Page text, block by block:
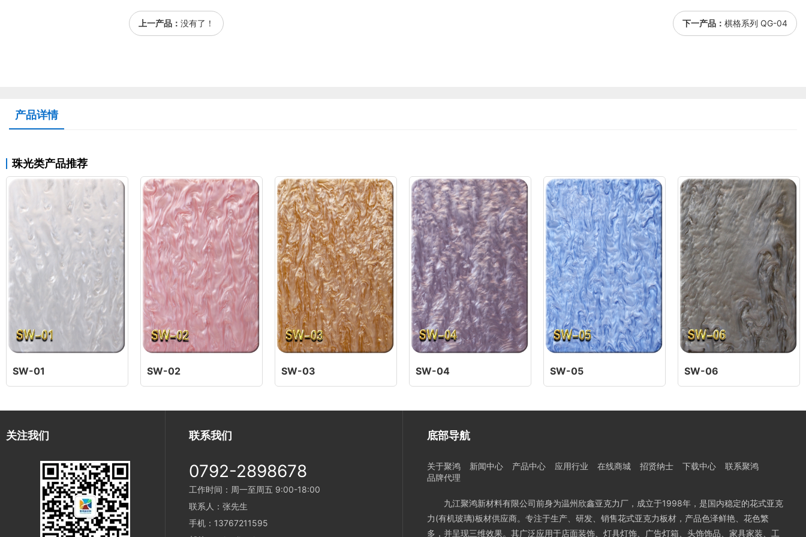
上一产品： 没有了！ 下一产品： 棋格系列 QG-04
产品详情
珠光类产品推荐
SW-01 SW-02 SW-03 SW-04 SW-05 SW-06
关注我们 联系我们
0792-2898678
工作时间：周一至周五 9:00-18:00
联系人：张先生
手机：13767211595
底部导航
关于聚鸿 新闻中心 产品中心 应用行业 在线商城 招贤纳士 下载中心
联系聚鸿
品牌代理
九江聚鸿新材料有限公司前身为温州欣鑫亚克力厂，成立于1998年，是国内稳定的花式亚克
力(有机玻璃)板材供应商。专注于生产、研发、销售花式亚克力板材，产品色泽鲜艳、花色繁
多，并呈现三维效果。其广泛应用于店面装饰、灯具灯饰、广告灯箱、头饰饰品、家具家装、工